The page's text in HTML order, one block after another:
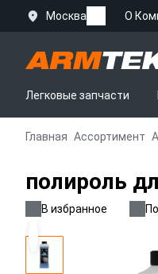
Москва О
Легковые запчасти
Главная Ассортимент
полироль
В избранное